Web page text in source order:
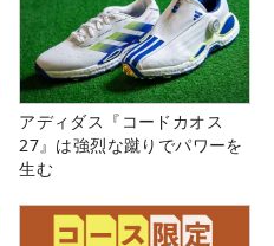
アディダス『コードカオス
27』は強烈な蹴りでパワーを
生む